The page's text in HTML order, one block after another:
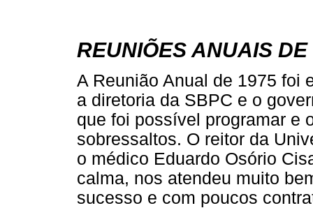
REUNIÕES ANUAIS
A Reunião Anual de 1975 foi
a diretoria da SBPC e o
que foi possível programar e
sobressaltos. O reitor da
o médico Eduardo Osório
calma, nos atendeu muito
sucesso e com poucos